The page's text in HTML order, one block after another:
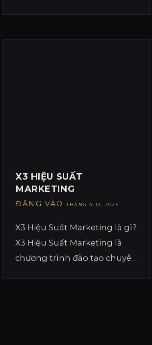
tiên, không cần vốn lớn.
X3 HIỆU SUẤT
MARKETING
ĐĂNG VÀOTHÁNG 4 13, 2026
X3 Hiệu Suất Marketing là gì?
X3 Hiệu Suất Marketing là
chương trình đào tạo chuyên